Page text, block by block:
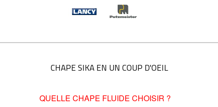
CHAPE SIKA EN UN COUP D'OEIL
QUELLE CHAPE FLUIDE CHOISIR ?